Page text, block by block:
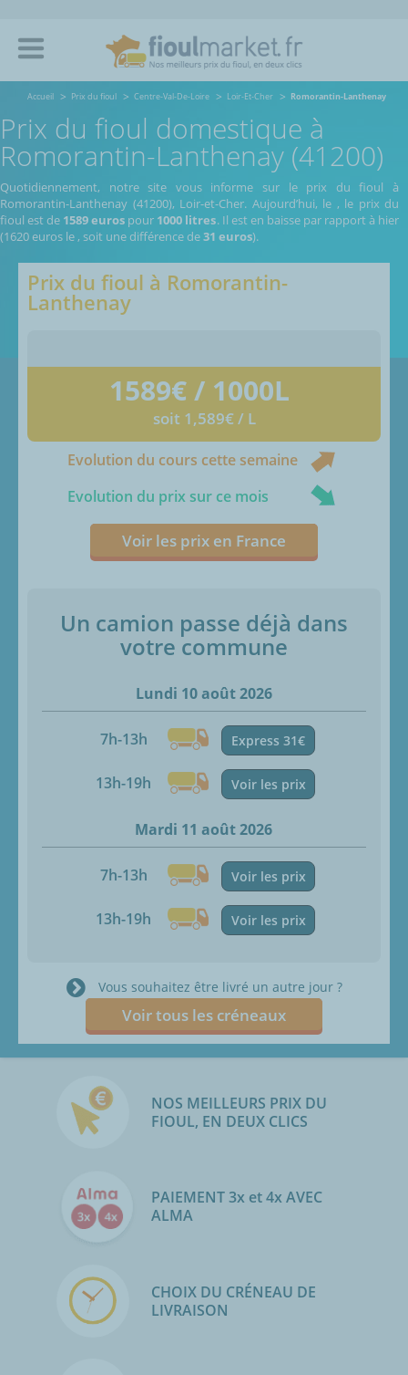
Accueil Prix du fioul Centre-Val-De-Loire Loir-Et-Cher Romorantin-Lanthenay
Prix du fioul domestique à
Romorantin-Lanthenay (41200)
Quotidiennement, notre site vous informe sur le prix du fioul à
Romorantin-Lanthenay (41200), Loir-et-Cher. Aujourd’hui, le , le prix du
fioul est de 1589 euros pour 1000 litres. Il est en baisse par rapport à hier
(1620 euros le , soit une différence de31 euros).
Prix du fioul à Romorantin-
Lanthenay
1589€ / 1000L
soit 1,589€ / L
Evolution du cours cette semaine
Evolution du prix sur ce mois
Voir les prix en France
Un camion passe déjà dans
votre commune
Lundi 10 août 2026
7h-13h Express 31€
13h-19h Voir les prix
Mardi 11 août 2026
7h-13h Voir les prix
13h-19h Voir les prix
Vous souhaitez être livré un autre jour ?
Voir tous les créneaux
NOS MEILLEURS PRIX DU
FIOUL, EN DEUX CLICS
PAIEMENT 3x et 4x AVEC
ALMA
CHOIX DU CRÉNEAU DE
LIVRAISON